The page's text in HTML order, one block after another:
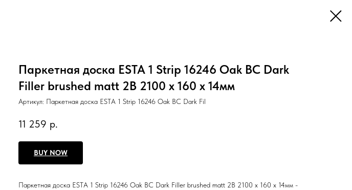
Паркетная доска ESTA 1 Strip 16246 Oak BC Dark
Filler brushed matt 2B 2100 x 160 x 14мм
Артикул: Паркетная доска ESTA 1 Strip 16246 Oak BC Dark Fil
11 259 р.
BUY NOW
Паркетная доска ESTA 1 Strip 16246 Oak BC Dark Filler brushed matt 2B 2100 x 160 x 14мм -